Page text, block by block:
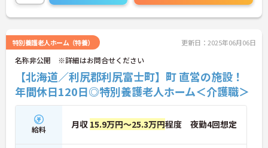
場です。
＜幅広い世代が在籍♪＞若手から60代のベテランま
代を超えて協力し合う風土があり、困ったときには
相談しやすい環境です。また、月8～10日の休日や
年間公休110日に加え、有給休暇も取得しやすい体
制が整っており、プライベートも大切にしながらメ
リハリをつけて働けます。
特別養護老人ホーム（特養） 更新日：2025年06月06日
名称非公開 ※詳細はお問合せください
【北海道／利尻郡利尻富士町】町 直営の施設！
年間休日120日◎特別養護老人ホーム＜介護職＞
給料 月収 15.9万円～25.3万円程度 夜勤4回想定